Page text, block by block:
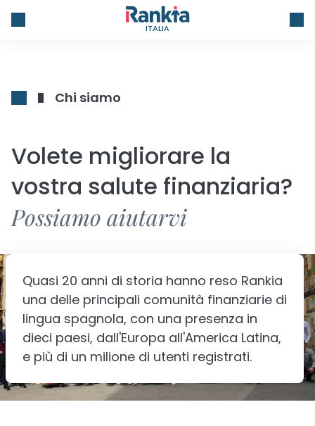
ITALIA
Chi siamo
Volete migliorare la
vostra salute finanziaria?
Possiamo aiutarvi
Quasi 20 anni di storia hanno reso Rankia
una delle principali comunità finanziarie di
lingua spagnola, con una presenza in
dieci paesi, dall'Europa all'America Latina,
e più di un milione di utenti registrati.